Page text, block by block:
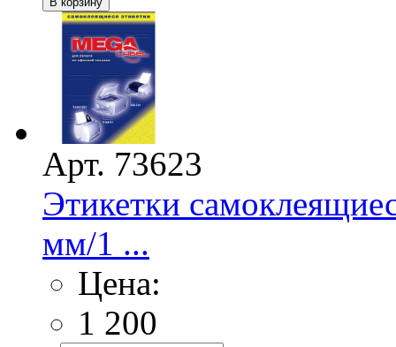
Арт. 73623
Этикетки
мм/1 ...
Цена:
1 200